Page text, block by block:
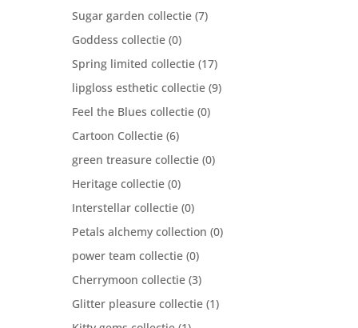
Sugar garden collectie (7)
Goddess collectie (0)
Spring limited collectie (17)
lipgloss esthetic collectie (9)
Feel the Blues collectie (0)
Cartoon Collectie (6)
green treasure collectie (0)
Heritage collectie (0)
Interstellar collectie (0)
Petals alchemy collection (0)
power team collectie (0)
Cherrymoon collectie (3)
Glitter pleasure collectie (1)